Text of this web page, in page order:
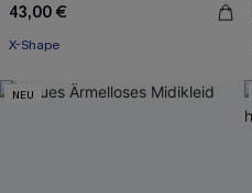
43,00 €
X-Shape
NEU